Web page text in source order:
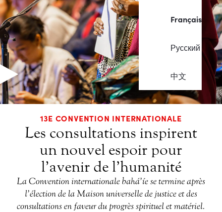
Français
Русский
中文
13E CONVENTION INTERNATIONALE
Les consultations inspirent
un nouvel espoir pour
l’avenir de l’humanité
La Convention internationale bahá’íe se termine après
l’élection de la Maison universelle de justice et des
consultations en faveur du progrès spirituel et matériel.